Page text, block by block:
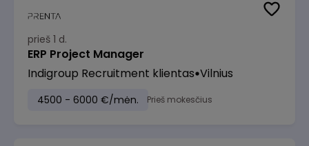
prieš 1 d.
ERP Project Manager
Indigroup Recruitment klientas Vilnius
4500 - 6000 €/mėn. Prieš mokesčius